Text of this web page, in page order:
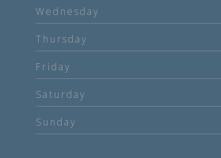
Wednesday
Thursday
Friday
Saturday
Sunday